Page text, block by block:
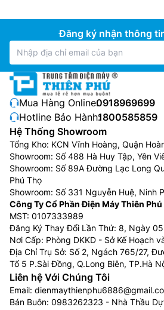
Dàn nóng cải tiến
Dàn nóng củađiều hòa âm trần
NT-C36R1U16 được cải tiến cửa
tăng diện tích trao đổi gió, nâng
nhiệt. Bên cạnh đó, dàn tản nhiệt
rãnh xoắn nguyên chất bền bỉ
đổi nhiệt, tiết kiệm năng lượng và
nhanh hơn so với thiết bị sử
Đăng ký nhận thông
Mua Hàng Online:0918969699
Hotline Bảo Hành:1800585859
Hệ Thống Showroom
Tổng Kho: KCN Vĩnh Hoàng, Quận
Showroom: Số 488 Hà Huy Tập, Yên
Showroom: Số 89A Đường Lạc Long
Phú Thọ
Showroom: Số 331 Nguyễn Huệ, Ninh
Công Ty Cổ Phần Điện Máy Thiên Phú
MST: 0107333989
Đăng Ký Thay Đổi Lần Thứ: 8, Ngày
Nơi Cấp: Phòng DKKD - Sở Kế Hoạch
Địa Chỉ Trụ Sở: Số 2, Ngách 765/27,
Tổ 5 P.Sài Đồng, Q.Long Biên, TP.Hà
Liên hệ Với Chúng Tôi
Email:
Bán Buôn: 0983262323 - Nhà Thầu